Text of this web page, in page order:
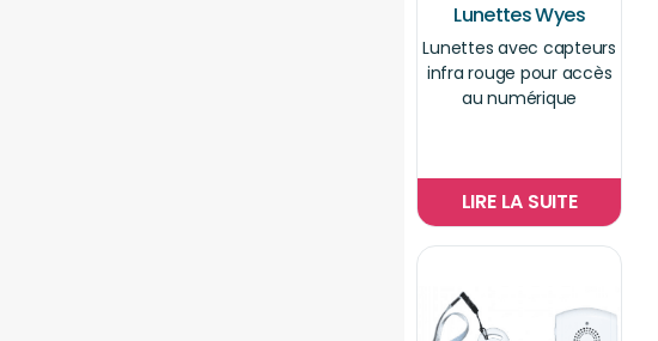
Lunettes Wyes
Lunettes avec capteurs
infra rouge pour accès
au numérique
LIRE LA SUITE